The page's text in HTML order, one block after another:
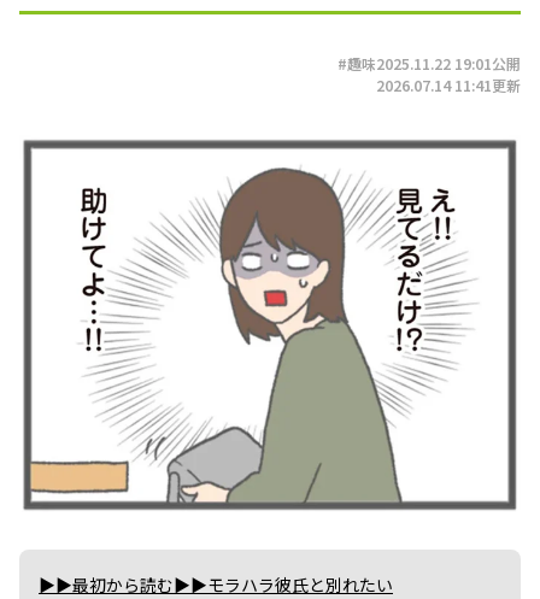
#趣味2025.11.22 19:01公開
2026.07.14 11:41更新
▶▶最初から読む▶▶モラハラ彼氏と別れたい